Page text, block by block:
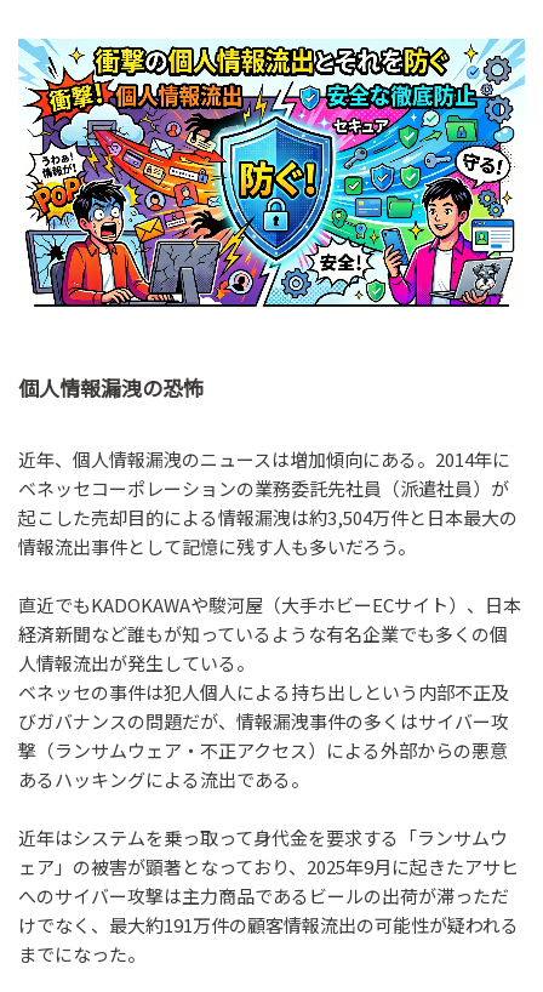
個人情報漏洩の恐怖
近年、個人情報漏洩のニュースは増加傾向にある。2014年に
ベネッセコーポレーションの業務委託先社員（派遣社員）が
起こした売却目的による情報漏洩は約3,504万件と日本最大の
情報流出事件として記憶に残す人も多いだろう。
直近でもKADOKAWAや駿河屋（大手ホビーECサイト）、日本
経済新聞など誰もが知っているような有名企業でも多くの個
人情報流出が発生している。
ベネッセの事件は犯人個人による持ち出しという内部不正及
びガバナンスの問題だが、情報漏洩事件の多くはサイバー攻
撃（ランサムウェア・不正アクセス）による外部からの悪意
あるハッキングによる流出である。
近年はシステムを乗っ取って身代金を要求する「ランサムウ
ェア」の被害が顕著となっており、2025年9月に起きたアサヒ
へのサイバー攻撃は主力商品であるビールの出荷が滞っただ
けでなく、最大約191万件の顧客情報流出の可能性が疑われる
までになった。